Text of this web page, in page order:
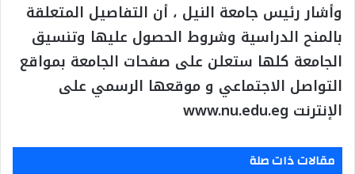
وأشار رئيس جامعة النيل ، أن التفاصيل المتعلقة
بالمنح الدراسية وشروط الحصول عليها وتنسيق
الجامعة كلها ستعلن على صفحات الجامعة بمواقع
التواصل الاجتماعي و موقعها الرسمي على
الإنترنت www.nu.edu.eg
مقالات ذات صلة